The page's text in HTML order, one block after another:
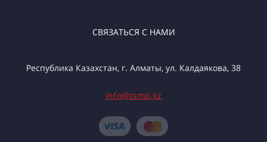
СВЯЗАТЬСЯ С НАМИ
Республика Казахстан, г. Алматы, ул. Калдаякова, 38
info@tsmp.kz